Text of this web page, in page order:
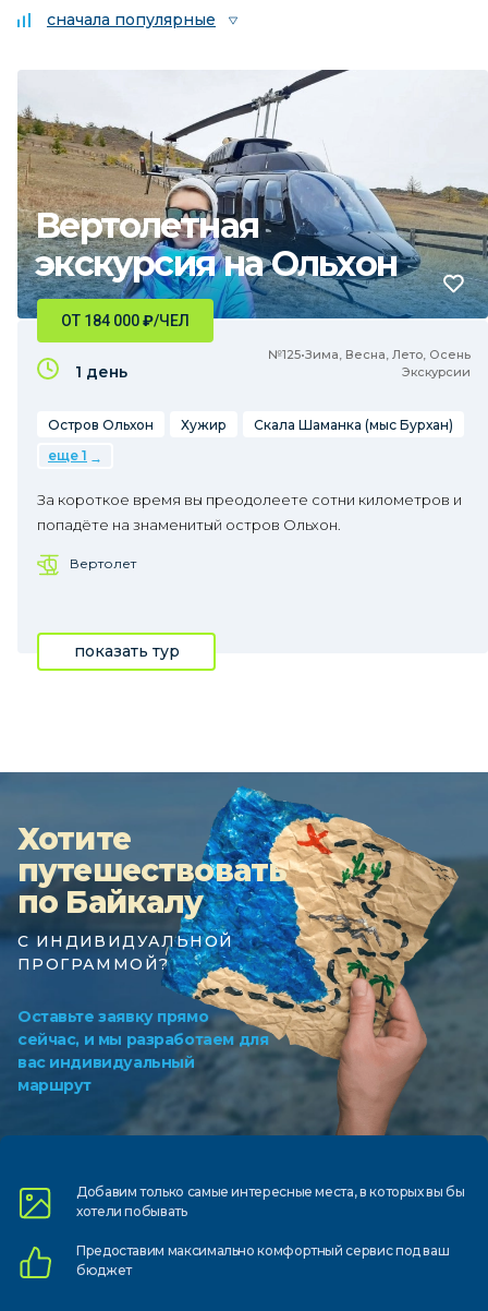
сначала популярные
Вертолетная
экскурсия на Ольхон
№125•Зима, Весна, Лето, Осень
Экскурсии
ОТ 184 000₽/ЧЕЛ
1 день
Остров Ольхон Хужир
Скала Шаманка (мыс Бурхан)
еще 1
За короткое время вы преодолеете сотни километров и
попадёте на знаменитый остров Ольхон.
Вертолет
показать тур
Хотите
путешествовать
по Байкалу
С ИНДИВИДУАЛЬНОЙ
ПРОГРАММОЙ?
Оставьте заявку прямо
сейчас, и мы разработаем для
вас индивидуальный
маршрут
Добавим только самыеинтересные места, в которыхвы бы
хотели побывать
Предоставим максимально комфортныйсервис под ваш
бюджет